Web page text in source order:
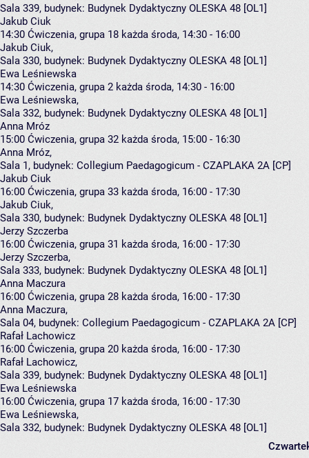
Sala 339, budynek: Budynek Dydaktyczny OLESKA 48 [OL1]
Jakub Ciuk
14:30 Ćwiczenia, grupa 18 każda środa, 14:30 - 16:00
Jakub Ciuk,
Sala 330, budynek: Budynek Dydaktyczny OLESKA 48 [OL1]
Ewa Leśniewska
14:30 Ćwiczenia, grupa 2 każda środa, 14:30 - 16:00
Ewa Leśniewska,
Sala 332, budynek: Budynek Dydaktyczny OLESKA 48 [OL1]
Anna Mróz
15:00 Ćwiczenia, grupa 32 każda środa, 15:00 - 16:30
Anna Mróz,
Sala 1, budynek: Collegium Paedagogicum - CZAPLAKA 2A [CP]
Jakub Ciuk
16:00 Ćwiczenia, grupa 33 każda środa, 16:00 - 17:30
Jakub Ciuk,
Sala 330, budynek: Budynek Dydaktyczny OLESKA 48 [OL1]
Jerzy Szczerba
16:00 Ćwiczenia, grupa 31 każda środa, 16:00 - 17:30
Jerzy Szczerba,
Sala 333, budynek: Budynek Dydaktyczny OLESKA 48 [OL1]
Anna Maczura
16:00 Ćwiczenia, grupa 28 każda środa, 16:00 - 17:30
Anna Maczura,
Sala 04, budynek: Collegium Paedagogicum - CZAPLAKA 2A [CP]
Rafał Lachowicz
16:00 Ćwiczenia, grupa 20 każda środa, 16:00 - 17:30
Rafał Lachowicz,
Sala 339, budynek: Budynek Dydaktyczny OLESKA 48 [OL1]
Ewa Leśniewska
16:00 Ćwiczenia, grupa 17 każda środa, 16:00 - 17:30
Ewa Leśniewska,
Sala 332, budynek: Budynek Dydaktyczny OLESKA 48 [OL1]